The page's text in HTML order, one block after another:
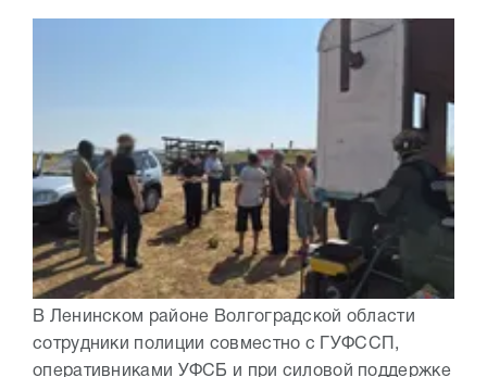
В Ленинском районе Волгоградской области
сотрудники полиции совместно с ГУФССП,
оперативниками УФСБ и при силовой поддержке